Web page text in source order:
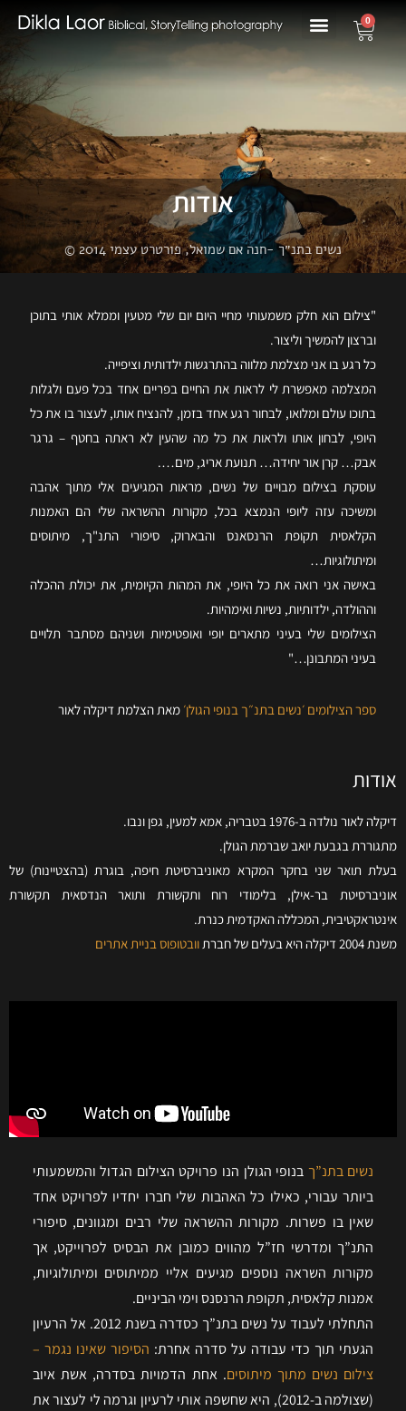
0
אודות
נשים בתנ״ך -חנה אם שמואל, פורטרט עצמי 2014 ©
"צילום הוא חלק משמעותי מחיי היום יום שלי מטעין וממלא אותי בתוכן
וברצון להמשיך וליצור.
כל רגע בו אני מצלמת מלווה בהתרגשות ילדותית וציפייה.
המצלמה מאפשרת לי לראות את החיים בפריים אחד בכל פעם ולגלות
בתוכו עולם ומלואו, לבחור רגע אחד בזמן, להנציח אותו, לעצור בו את כל
היופי, לבחון אותו ולראות את כל מה שהעין לא ראתה בחטף – גרגר
אבק… קרן אור יחידה… תנועת אריג, מים….
עוסקת בצילום מבויים של נשים, מראות המגיעים אלי מתוך אהבה
ומשיכה עזה ליופי הנמצא בכל, מקורות ההשראה שלי הם האמנות
הקלאסית תקופת הרנסאנס והבארוק, סיפורי התנ"ך, מיתוסים
ומיתולוגיות…
באישה אני רואה את כל היופי, את המהות הקיומית, את יכולת ההכלה
וההולדה, ילדותיות, נשיות ואימהיות.
הצילומים שלי בעיני מתארים יופי ואופטימיות ושניהם מסתבר תלויים
בעיני המתבונן…"
ספר הצילומים ׳נשים בתנ״ך בנופי הגולן׳ מאת הצלמת דיקלה לאור
אודות
דיקלה לאור נולדה ב-1976 בטבריה, אמא למעין, גפן ונבו.
מתגוררת בגבעת יואב שברמת הגולן.
בעלת תואר שני בחקר המקרא מאוניברסיטת חיפה, בוגרת (בהצטיינות) של
אוניברסיטת בר-אילן, בלימודי רוח ותקשורת ותואר הנדסאית תקשורת
אינטראקטיבית, המכללה האקדמית כנרת.
משנת 2004 דיקלה היא בעלים של חברת
וובטופוס בניית אתרים
נשים בתנ”ך בנופי הגולן הנו פרויקט הצילום הגדול והמשמעותי
ביותר עבורי, כאילו כל האהבות שלי חברו יחדיו לפרויקט אחד
שאין בו פשרות. מקורות ההשראה שלי רבים ומגוונים, סיפורי
התנ”ך ומדרשי חז”ל מהווים כמובן את הבסיס לפרוייקט, אך
מקורות השראה נוספים מגיעים אליי ממיתוסים ומיתולוגיות,
אמנות קלאסית, תקופת הרנסנס וימי הביניים.
התחלתי לעבוד על נשים בתנ”ך כסדרה בשנת 2012. אל הרעיון
הגעתי תוך כדי עבודה על סדרה אחרת: הסיפור שאינו נגמר –
צילום נשים מתוך מיתוסים. אחת הדמויות בסדרה, אשת איוב
(שצולמה ב-2012), היא שחשפה אותי לרעיון וגרמה לי לעצור את